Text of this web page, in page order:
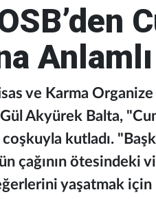
ve Karma
Gül Akyürek Balta,
kutladı.
çağının ötesindeki
yaşatmak için